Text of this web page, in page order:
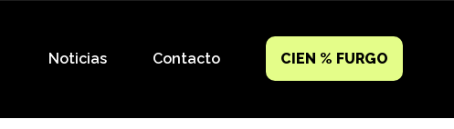
Noticias Contacto CIEN % FURGO